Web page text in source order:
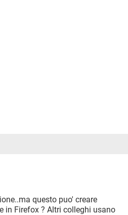
questo puo' creare
in Firefox ? Altri colleghi usano